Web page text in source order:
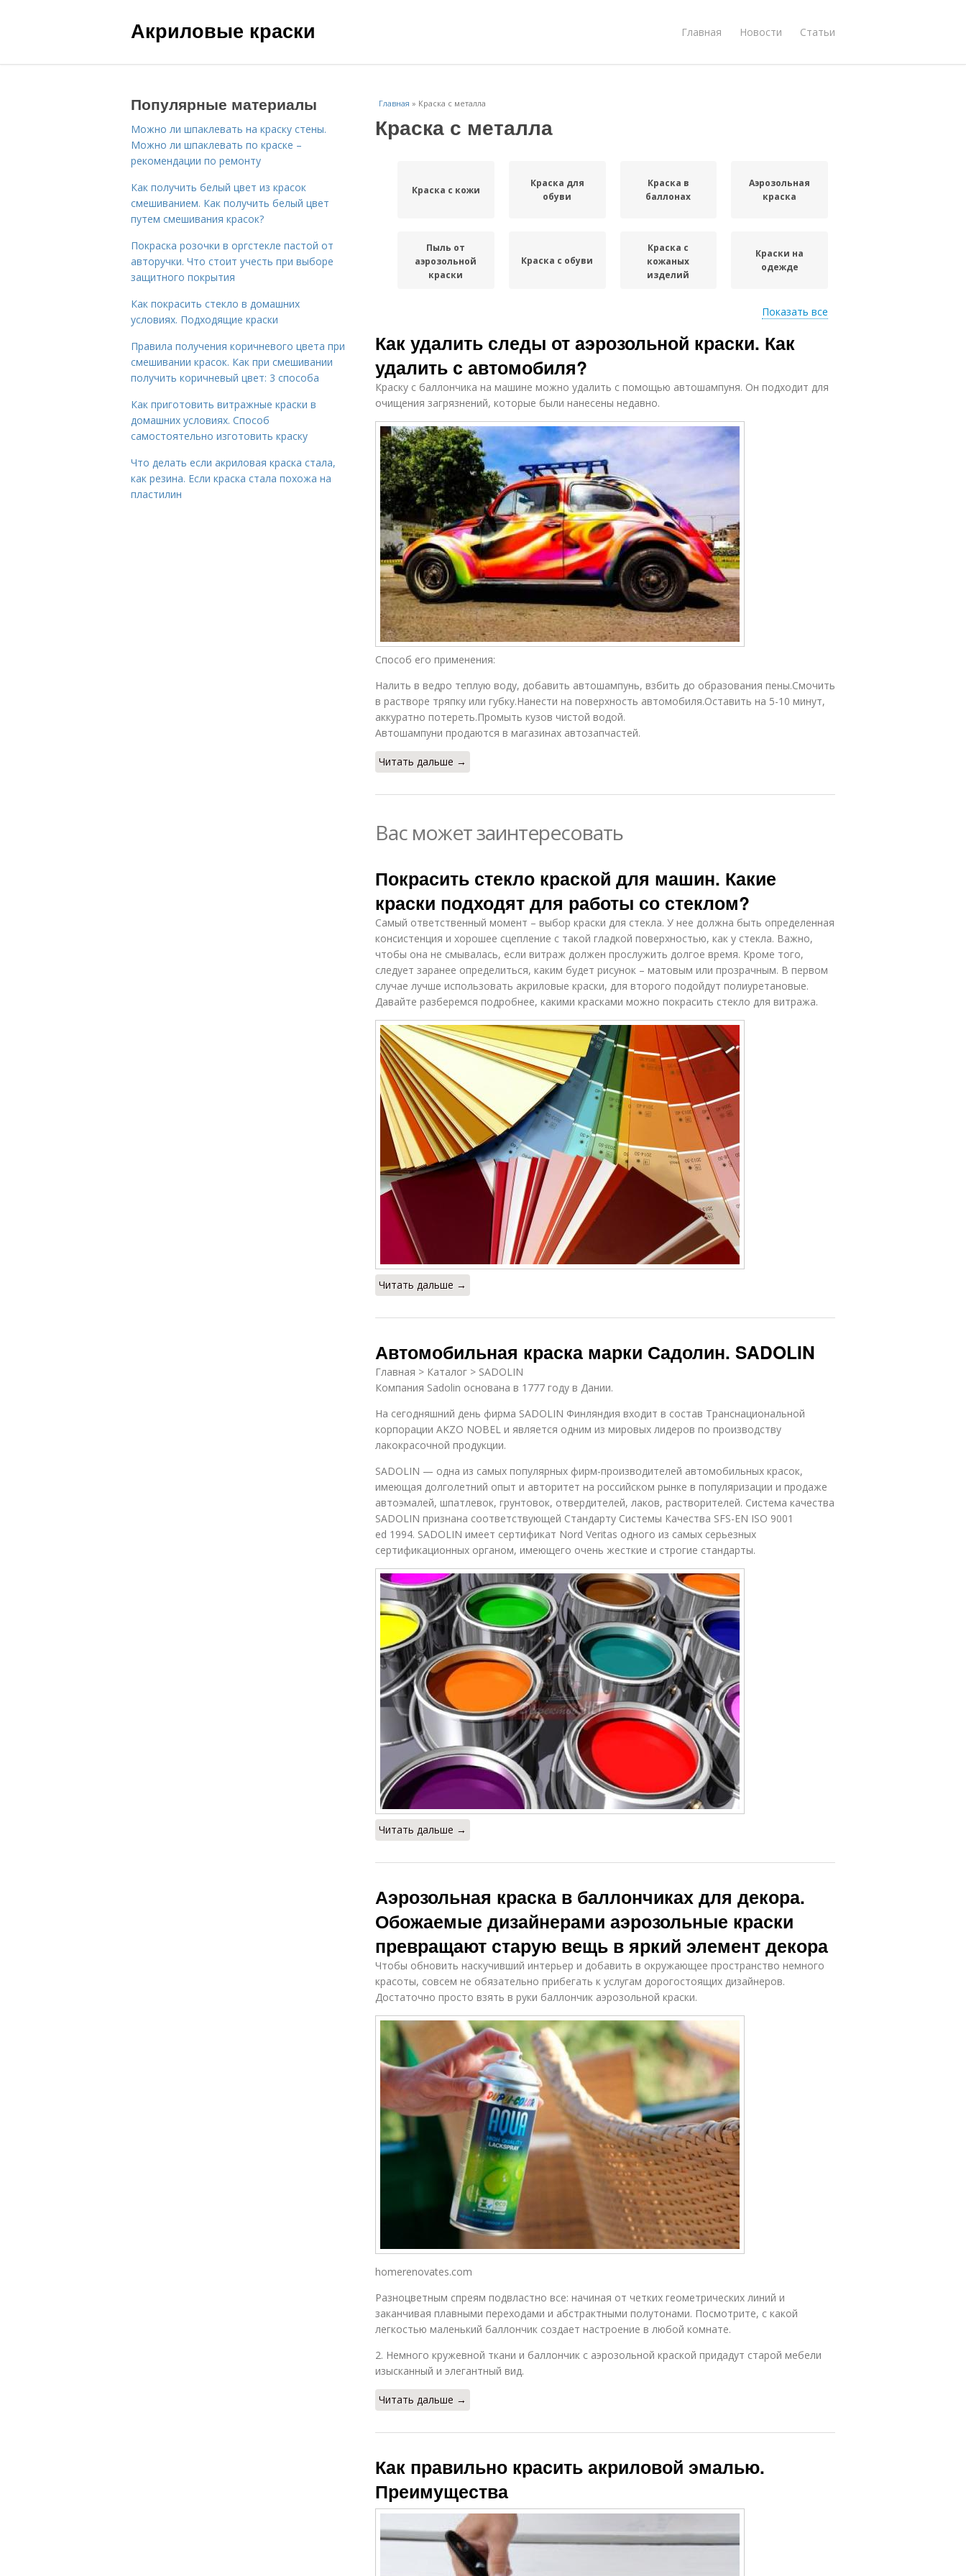
Акриловые краски Главная Новости Статьи
Главная » Краска с металла
Краска с металла
Краска с кожи
Краска для
обуви
Краска в
баллонах
Аэрозольная
краска
Пыль от
аэрозольной
краски
Краска с обуви
Краска с
кожаных
изделий
Краски на
одежде
краски
Показать все
Как удалить следы от аэрозольной краски. Как
удалить с автомобиля?
Краску с баллончика на машине можно удалить с помощью автошампуня. Он подходит для
очищения загрязнений, которые были нанесены недавно.
Способ его применения:
Налить в ведро теплую воду, добавить автошампунь, взбить до образования пены.Смочить
в растворе тряпку или губку.Нанести на поверхность автомобиля.Оставить на 5-10 минут,
аккуратно потереть.Промыть кузов чистой водой.
Автошампуни продаются в магазинах автозапчастей.
Читать дальше →
Вас может заинтересовать
Покрасить стекло краской для машин. Какие
краски подходят для работы со стеклом?
Самый ответственный момент – выбор краски для стекла. У нее должна быть определенная
консистенция и хорошее сцепление с такой гладкой поверхностью, как у стекла. Важно,
чтобы она не смывалась, если витраж должен прослужить долгое время. Кроме того,
следует заранее определиться, каким будет рисунок – матовым или прозрачным. В первом
случае лучше использовать акриловые краски, для второго подойдут полиуретановые.
Давайте разберемся подробнее, какими красками можно покрасить стекло для витража.
Читать дальше →
Автомобильная краска марки Садолин. SADOLIN
Главная > Каталог > SADOLIN
Компания Sadolin основана в 1777 году в Дании.
На сегодняшний день фирма SADOLIN Финляндия входит в состав Транснациональной
корпорации AKZO NOBEL и является одним из мировых лидеров по производству
лакокрасочной продукции.
SADOLIN — одна из самых популярных фирм-производителей автомобильных красок,
имеющая долголетний опыт и авторитет на российском рынке в популяризации и продаже
автоэмалей, шпатлевок, грунтовок, отвердителей, лаков, растворителей. Система качества
SADOLIN признана соответствующей Стандарту Системы Качества SFS-EN ISO 9001
ed 1994. SADOLIN имеет сертификат Nord Veritas одного из самых серьезных
сертификационных органом, имеющего очень жесткие и строгие стандарты.
Читать дальше →
Аэрозольная краска в баллончиках для декора.
Обожаемые дизайнерами аэрозольные краски
превращают старую вещь в яркий элемент декора
Чтобы обновить наскучивший интерьер и добавить в окружающее пространство немного
красоты, совсем не обязательно прибегать к услугам дорогостоящих дизайнеров.
Достаточно просто взять в руки баллончик аэрозольной краски.
homerenovates.com
Разноцветным спреям подвластно все: начиная от четких геометрических линий и
заканчивая плавными переходами и абстрактными полутонами. Посмотрите, с какой
легкостью маленький баллончик создает настроение в любой комнате.
2. Немного кружевной ткани и баллончик с аэрозольной краской придадут старой мебели
изысканный и элегантный вид.
Читать дальше →
Как правильно красить акриловой эмалью.
Преимущества
Популярные материалы
Можно ли шпаклевать на краску стены.
Можно ли шпаклевать по краске –
рекомендации по ремонту
Как получить белый цвет из красок
смешиванием. Как получить белый цвет
путем смешивания красок?
Покраска розочки в оргстекле пастой от
авторучки. Что стоит учесть при выборе
защитного покрытия
Как покрасить стекло в домашних
условиях. Подходящие краски
Правила получения коричневого цвета при
смешивании красок. Как при смешивании
получить коричневый цвет: 3 способа
Как приготовить витражные краски в
домашних условиях. Способ
самостоятельно изготовить краску
Что делать если акриловая краска стала,
как резина. Если краска стала похожа на
пластилин